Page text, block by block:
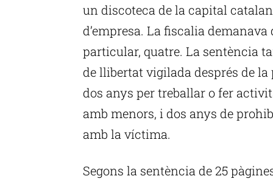
un discoteca de la capital
d’empresa. La fiscalia
particular, quatre. La sentència
de llibertat vigilada després de
dos anys per treballar o fer
amb menors, i dos anys de
amb la víctima.
Segons la sentència de 25